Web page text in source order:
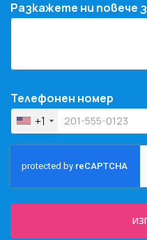
Разкажете ни повече
Телефонен номер
+1